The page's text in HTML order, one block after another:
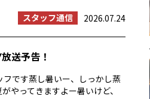
スタッフ通信
2026.07.24
送予告！
フです蒸し暑いー、しっかし蒸
やってきますよー暑いけど、